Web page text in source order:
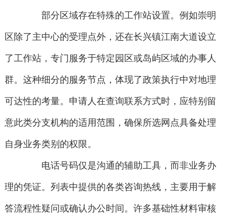
部分区域存在特殊的工作站设置。例如崇明
区除了主中心的受理点外，还在长兴镇江南大道设立
了工作站，专门服务于特定园区或岛屿区域的办事人
群。这种细分的服务节点，体现了政策执行中对地理
可达性的考量。申请人在查询联系方式时，应特别留
意此类分支机构的适用范围，确保所选网点具备处理
自身业务类别的权限。
电话号码仅是沟通的辅助工具，而非业务办
理的凭证。列表中提供的各类咨询热线，主要用于解
答流程性疑问或确认办公时间。许多基础性材料审核